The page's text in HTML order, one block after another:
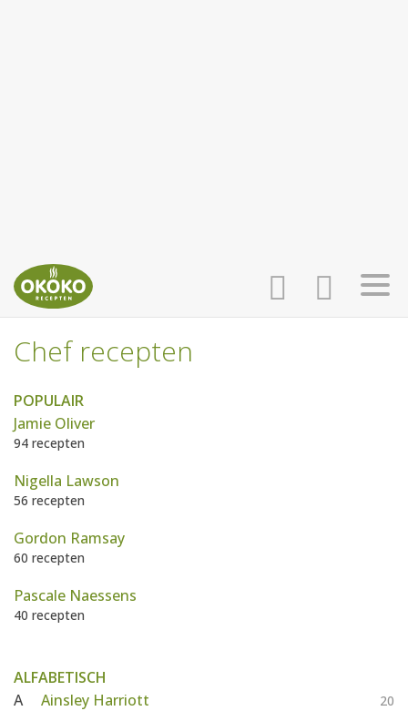
HOME
Chef recepten
POPULAIR
Jamie Oliver
94 recepten
Nigella Lawson
56 recepten
Gordon Ramsay
60 recepten
Pascale Naessens
40 recepten
ALFABETISCH
A
Ainsley Harriott 20